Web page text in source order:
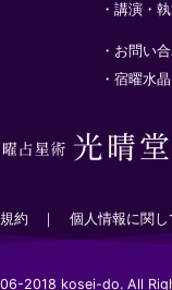
講演・
お問い
宿曜水
約 個人情報に関し
2018 kosei-do. All